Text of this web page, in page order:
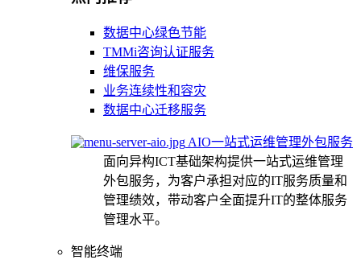
数据中心绿色节能
TMMi咨询认证服务
维保服务
业务连续性和容灾
数据中心迁移服务
AIO一站式运维管理外包服务
面向异构ICT基础架构提供一站式运维管理
外包服务，为客户承担对应的IT服务质量和
管理绩效，带动客户全面提升IT的整体服务
管理水平。
智能终端